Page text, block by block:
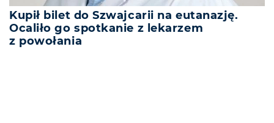
Kupił bilet do Szwajcarii na eutanazję.
Ocaliło go spotkanie z lekarzem
z powołania